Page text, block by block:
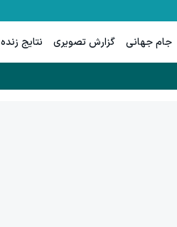
جام جهانی گزارش تصویری نتایج زنده